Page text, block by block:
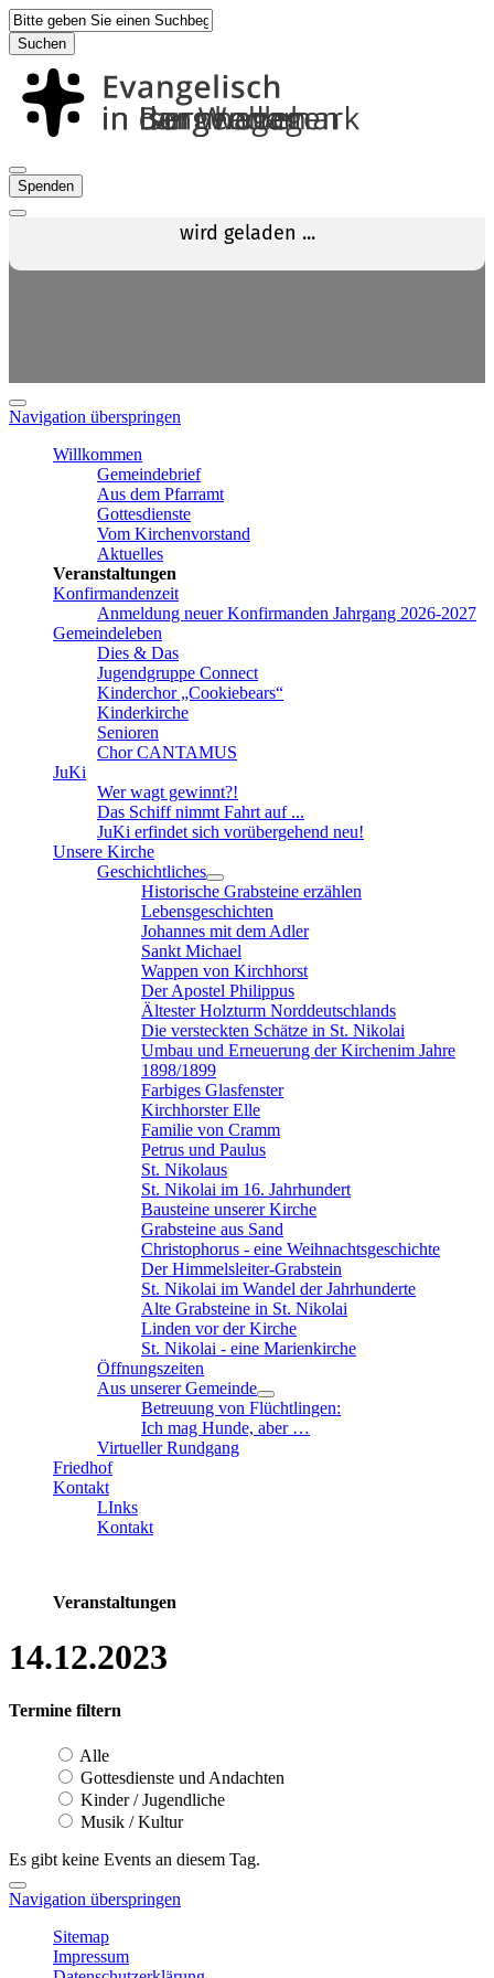
Suchen
Spenden
Navigation überspringen
Willkommen
Gemeindebrief
Aus dem Pfarramt
Gottesdienste
Vom Kirchenvorstand
Aktuelles
Veranstaltungen
Konfirmandenzeit
Anmeldung neuer Konfirmanden Jahrgang 2026-2027
Gemeindeleben
Dies & Das
Jugendgruppe Connect
Kinderchor „Cookiebears“
Kinderkirche
Senioren
Chor CANTAMUS
JuKi
Wer wagt gewinnt?!
Das Schiff nimmt Fahrt auf ...
JuKi erfindet sich vorübergehend neu!
Unsere Kirche
Geschichtliches
Historische Grabsteine erzählen
Lebensgeschichten
Johannes mit dem Adler
Sankt Michael
Wappen von Kirchhorst
Der Apostel Philippus
Ältester Holzturm Norddeutschlands
Die versteckten Schätze in St. Nikolai
Umbau und Erneuerung der Kirchenim Jahre
1898/1899
Farbiges Glasfenster
Kirchhorster Elle
Familie von Cramm
Petrus und Paulus
St. Nikolaus
St. Nikolai im 16. Jahrhundert
Bausteine unserer Kirche
Grabsteine aus Sand
Christophorus - eine Weihnachtsgeschichte
Der Himmelsleiter-Grabstein
St. Nikolai im Wandel der Jahrhunderte
Alte Grabsteine in St. Nikolai
Linden vor der Kirche
St. Nikolai - eine Marienkirche
Öffnungszeiten
Aus unserer Gemeinde
Betreuung von Flüchtlingen:
Ich mag Hunde, aber …
Virtueller Rundgang
Friedhof
Kontakt
LInks
Kontakt
Veranstaltungen
14.12.2023
Termine filtern
Alle
Gottesdienste und Andachten
Kinder / Jugendliche
Musik / Kultur
Es gibt keine Events an diesem Tag.
Navigation überspringen
Sitemap
Impressum